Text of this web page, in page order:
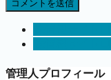
管理人プロフィール